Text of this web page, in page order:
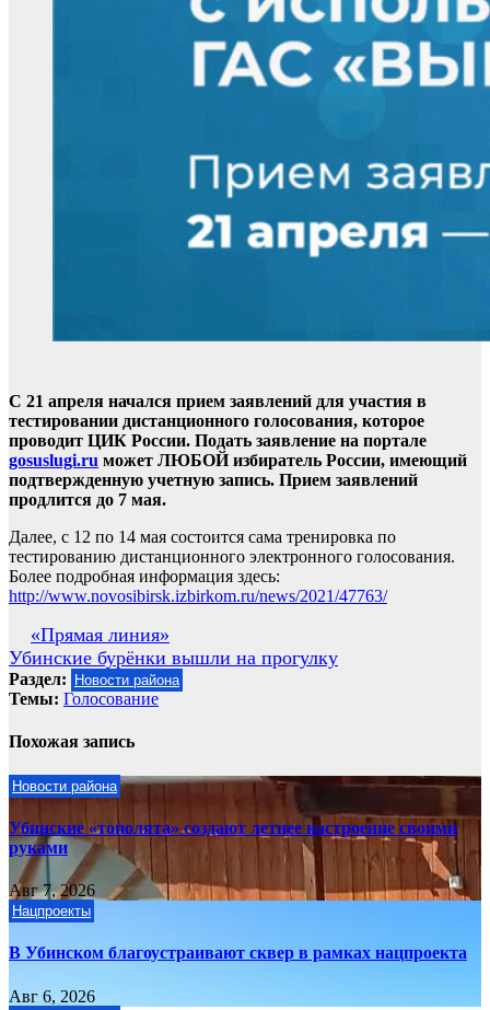
С 21 апреля начался прием заявлений для участия в
тестировании дистанционного голосования, которое
проводит ЦИК России. Подать заявление на портале
gosuslugi.ru может ЛЮБОЙ избиратель России, имеющий
подтвержденную учетную запись. Прием заявлений
продлится до 7 мая.
Далее, с 12 по 14 мая состоится сама тренировка по
тестированию дистанционного электронного голосования.
Более подробная информация здесь:
http://www.novosibirsk.izbirkom.ru/news/2021/47763/
Навигация
по
записям
«Прямая линия»
Убинские бурёнки вышли на прогулку
Раздел: Новости района
Темы: Голосование
Похожая запись
Новости района
Убинские «тополята» создают летнее настроение своими
руками
Авг 7, 2026
Нацпроекты
В Убинском благоустраивают сквер в рамках нацпроекта
Авг 6, 2026